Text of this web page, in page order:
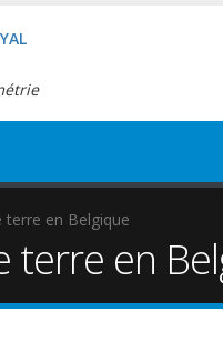
en Belgique
terre en